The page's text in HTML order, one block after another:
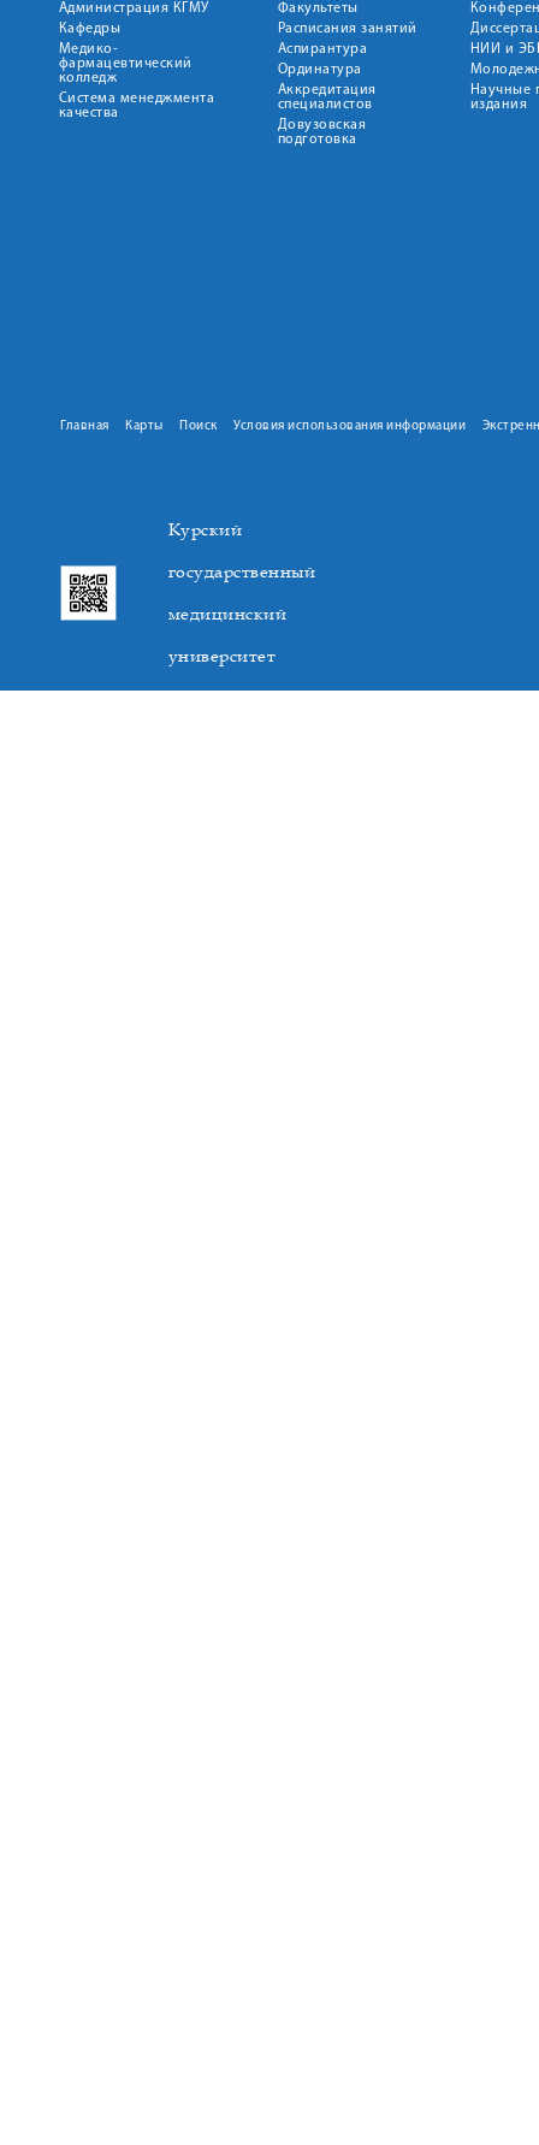
Администрация КГМУ
Кафедры
Медико-
фармацевтический
колледж
Система менеджмента
качества
Факультеты
Расписания занятий
Аспирантура
Ординатура
Аккредитация
специалистов
Довузовская
подготовка
НИИ и
Научные
издания
Главная Карты Поиск Условия использования информации
Курский
государственный
медицинский
университет